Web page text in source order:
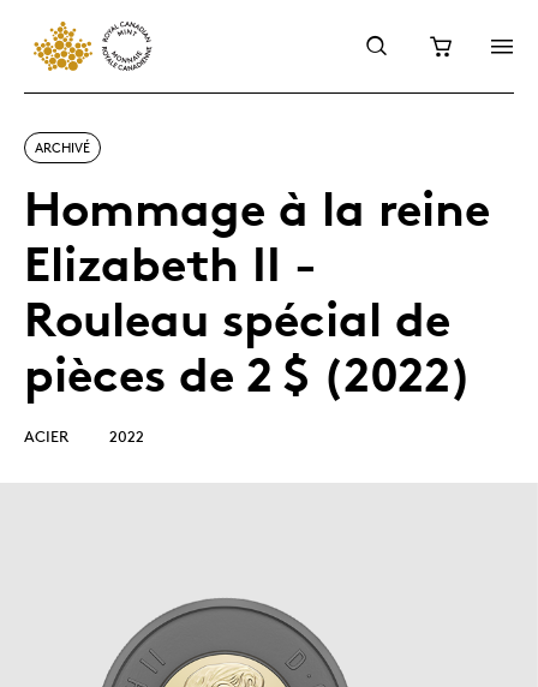
ARCHIVÉ
Hommage à la reine
Elizabeth II -
Rouleau spécial de
pièces de 2 $ (2022)
ACIER 2022